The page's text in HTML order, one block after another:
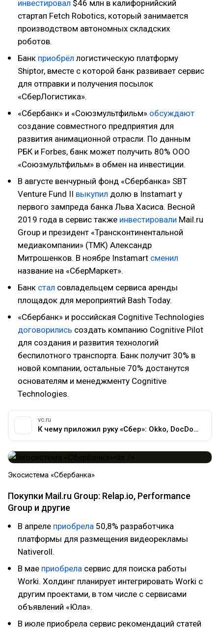
инвестировал $46 млн в калифорнийский
стартап Fetch Robotics, который занимается
производством автономных складских
роботов.
Банк приобрёл логистическую платформу
Shiptor, вместе с которой банк развивает сервис
для отправки и получения посылок
«СберЛогистика».
«Сбербанк» и «Союзмультфильм» обсуждают
создание совместного предприятия для
развития анимационной отрасли. По данным
РБК и Forbes, банк может получить 80% ООО
«Союзмультфильм» в обмен на инвестиции.
В августе венчурный фонд «Сбербанка» SBT
Venture Fund II выкупил долю в Instamart у
первого зампреда банка Льва Хасиса. Весной
2019 года в сервис также инвестировали Mail.ru
Group и президент «Трансконтинентальной
медиакомпании» (ТМК) Александр
Митрошенков. В ноябре Instamart сменил
название на «СберМаркет».
Банк стал совладельцем сервиса аренды
площадок для мероприятий Bash Today.
«Сбербанк» и российская Cognitive Technologies
договорились создать компанию Cognitive Pilot
для создания и развития технологий
беспилотного транспорта. Банк получит 30% в
новой компании, остальные 70% достанутся
основателям и менеджменту Сognitive
Technologies.
vc.ru
К чему приложил руку «Сбер»: Okko, DocDoc, «Ситимобил», «Беру» и ещё больше двух десятков интернет-сервисов — Истории на vc.ru
​Экосистема «Сбербанка»
Покупки Mail.ru Group: Relap.io, Performance
Group и другие
В апреле приобрела 50,8% разработчика
платформы для размещения видеорекламы
Nativeroll.
В мае приобрела сервис для поиска работы
Worki. Холдинг планирует интегрировать Worki с
другим проектами, в том числе с сервисами
объявлений «Юла».
В июле приобрела сервис рекомендаций статей